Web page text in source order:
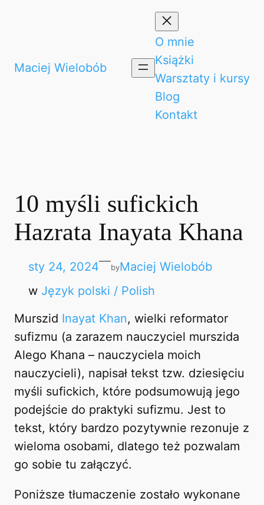
Maciej Wielobób
O mnie
Książki
Warsztaty i kursy
Blog
Kontakt
10 myśli sufickich
Hazrata Inayata Khana
sty 24, 2024—byMaciej Wielobób
w Język polski / Polish
Murszid Inayat Khan, wielki reformator
sufizmu (a zarazem nauczyciel murszida
Alego Khana – nauczyciela moich
nauczycieli), napisał tekst tzw. dziesięciu
myśli sufickich, które podsumowują jego
podejście do praktyki sufizmu. Jest to
tekst, który bardzo pozytywnie rezonuje z
wieloma osobami, dlatego też pozwalam
go sobie tu załączyć.
Poniższe tłumaczenie zostało wykonane